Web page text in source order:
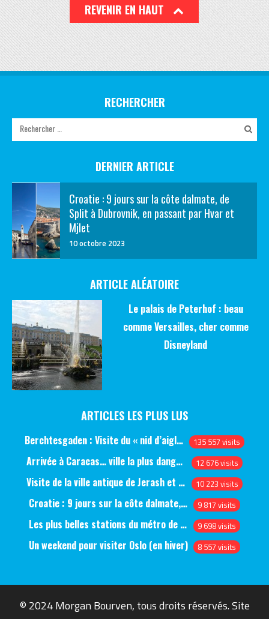
REVENIR EN HAUT
RECHERCHER
DERNIER ARTICLE
Croatie : 9 jours sur la côte dalmate, de
Split à Dubrovnik, en passant par Hvar et
Mjlet
10 octobre 2023
ARTICLE ALÉATOIRE
Le palais de Peterhof : beau
comme Versailles, cher comme
Disneyland
ARTICLES LES PLUS LUS
Berchtesgaden : Visite du « nid d’aigle » et des bunkers d’Hitler 135 557 visits
Arrivée à Caracas… ville la plus dangereuse du monde (jour 1) 12 676 visits
Visite de la ville antique de Jerash et du château d’Ajlun (jour 1) 10 223 visits
Croatie : 9 jours sur la côte dalmate, de Split à Dubrovnik, en passant par Hvar et Mjlet 9 817 visits
Les plus belles stations du métro de Saint-Pétersbourg 9 698 visits
Un weekend pour visiter Oslo (en hiver) 8 557 visits
© 2024 Morgan Bourven, tous droits réservés. Site